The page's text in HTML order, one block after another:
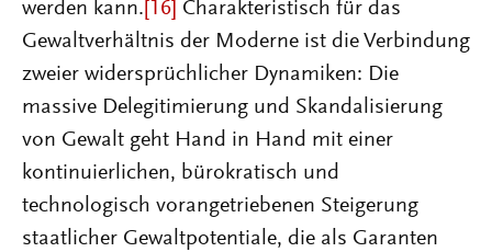
werden kann. [16] Charakteristisch für das
Gewaltverhältnis der Moderne ist die Verbindung
zweier widersprüchlicher Dynamiken: Die
massive Delegitimierung und Skandalisierung
von Gewalt geht Hand in Hand mit einer
kontinuierlichen, bürokratisch und
technologisch vorangetriebenen Steigerung
staatlicher Gewaltpotentiale, die als Garanten